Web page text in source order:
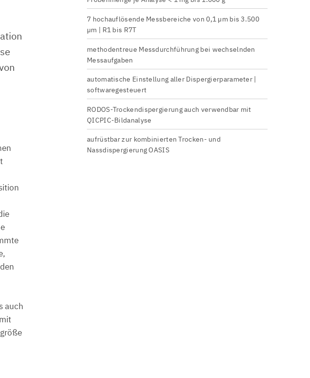
auch
7 hochauflösende Messbereiche von 0,1 µm bis 3.500
µm | R1 bis R7T
methodentreue Messdurchführung bei wechselnden
Messaufgaben
automatische Einstellung aller Dispergierparameter |
softwaregesteuert
RODOS-Trockendispergierung auch verwendbar mit
QICPIC-Bildanalyse
aufrüstbar zur kombinierten Trocken- und
Nassdispergierung OASIS